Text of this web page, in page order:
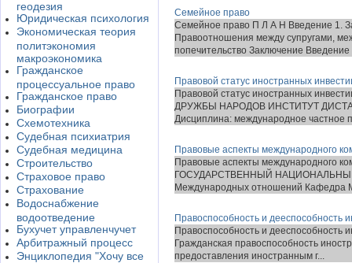
геодезия
Юридическая психология
Экономическая теория
политэкономия
макроэкономика
Гражданское
процессуальное право
Гражданское право
Биографии
Схемотехника
Судебная психиатрия
Судебная медицина
Строительство
Страховое право
Страхование
Водоснабжение
водоотведение
Бухучет управленчучет
Арбитражный процесс
Энциклопедия "Хочу все
Семейное право
Семейное право П Л А Н Введение 1.
Правоотношения между супругами,
попечительство Заключение
Правовой статус иностранных
Правовой статус иностранных
ДРУЖБЫ НАРОДОВ ИНСТИТУТ
Дисциплина: международное
Правовые аспекты международного
Правовые аспекты международного
ГОСУДАРСТВЕННЫЙ
Международных отношений Кафедра
Правоспособность и дееспособность
Правоспособность и
Гражданская правоспособность
предоставления иностранным г...